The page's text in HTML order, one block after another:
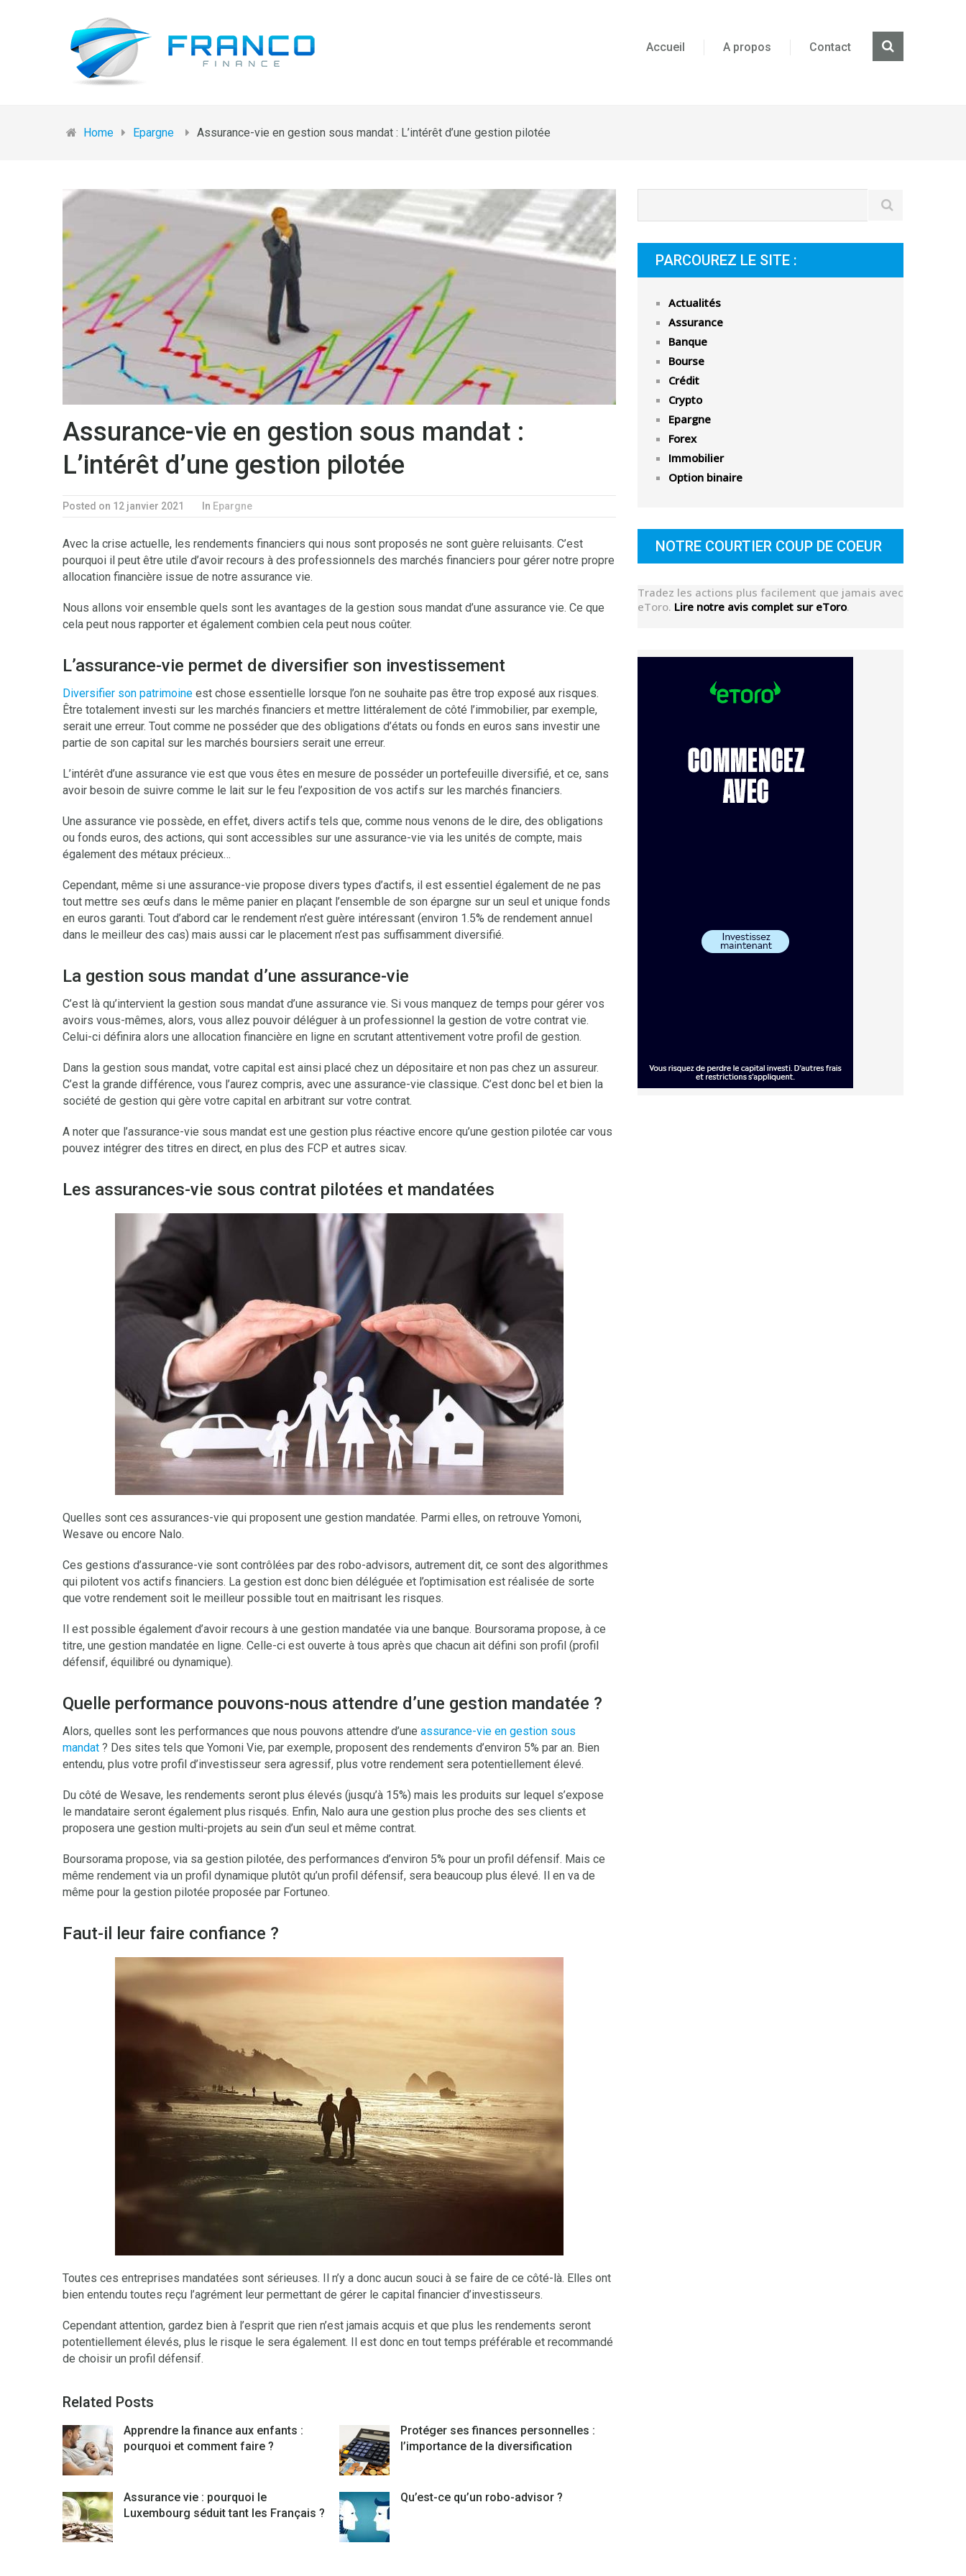
Accueil A propos Contact
Home Epargne Assurance-vie en gestion sous mandat : L’intérêt d’une gestion pilotée
Assurance-vie en gestion sous mandat :
L’intérêt d’une gestion pilotée
Posted on 12 janvier 2021 In Epargne
Avec la crise actuelle, les rendements financiers qui nous sont proposés ne sont guère reluisants. C’est
pourquoi il peut être utile d’avoir recours à des professionnels des marchés financiers pour gérer notre propre
allocation financière issue de notre assurance vie.
Nous allons voir ensemble quels sont les avantages de la gestion sous mandat d’une assurance vie. Ce que
cela peut nous rapporter et également combien cela peut nous coûter.
L’assurance-vie permet de diversifier son investissement
Diversifier son patrimoine est chose essentielle lorsque l’on ne souhaite pas être trop exposé aux risques.
Être totalement investi sur les marchés financiers et mettre littéralement de côté l’immobilier, par exemple,
serait une erreur. Tout comme ne posséder que des obligations d’états ou fonds en euros sans investir une
partie de son capital sur les marchés boursiers serait une erreur.
L’intérêt d’une assurance vie est que vous êtes en mesure de posséder un portefeuille diversifié, et ce, sans
avoir besoin de suivre comme le lait sur le feu l’exposition de vos actifs sur les marchés financiers.
Une assurance vie possède, en effet, divers actifs tels que, comme nous venons de le dire, des obligations
ou fonds euros, des actions, qui sont accessibles sur une assurance-vie via les unités de compte, mais
également des métaux précieux…
Cependant, même si une assurance-vie propose divers types d’actifs, il est essentiel également de ne pas
tout mettre ses œufs dans le même panier en plaçant l’ensemble de son épargne sur un seul et unique fonds
en euros garanti. Tout d’abord car le rendement n’est guère intéressant (environ 1.5% de rendement annuel
dans le meilleur des cas) mais aussi car le placement n’est pas suffisamment diversifié.
La gestion sous mandat d’une assurance-vie
C’est là qu’intervient la gestion sous mandat d’une assurance vie. Si vous manquez de temps pour gérer vos
avoirs vous-mêmes, alors, vous allez pouvoir déléguer à un professionnel la gestion de votre contrat vie.
Celui-ci définira alors une allocation financière en ligne en scrutant attentivement votre profil de gestion.
Dans la gestion sous mandat, votre capital est ainsi placé chez un dépositaire et non pas chez un assureur.
C’est la grande différence, vous l’aurez compris, avec une assurance-vie classique. C’est donc bel et bien la
société de gestion qui gère votre capital en arbitrant sur votre contrat.
A noter que l’assurance-vie sous mandat est une gestion plus réactive encore qu’une gestion pilotée car vous
pouvez intégrer des titres en direct, en plus des FCP et autres sicav.
Les assurances-vie sous contrat pilotées et mandatées
Quelles sont ces assurances-vie qui proposent une gestion mandatée. Parmi elles, on retrouve Yomoni,
Wesave ou encore Nalo.
Ces gestions d’assurance-vie sont contrôlées par des robo-advisors, autrement dit, ce sont des algorithmes
qui pilotent vos actifs financiers. La gestion est donc bien déléguée et l’optimisation est réalisée de sorte
que votre rendement soit le meilleur possible tout en maitrisant les risques.
Il est possible également d’avoir recours à une gestion mandatée via une banque. Boursorama propose, à ce
titre, une gestion mandatée en ligne. Celle-ci est ouverte à tous après que chacun ait défini son profil (profil
défensif, équilibré ou dynamique).
Quelle performance pouvons-nous attendre d’une gestion mandatée ?
Alors, quelles sont les performances que nous pouvons attendre d’une assurance-vie en gestion sous
mandat ? Des sites tels que Yomoni Vie, par exemple, proposent des rendements d’environ 5% par an. Bien
entendu, plus votre profil d’investisseur sera agressif, plus votre rendement sera potentiellement élevé.
Du côté de Wesave, les rendements seront plus élevés (jusqu’à 15%) mais les produits sur lequel s’expose
le mandataire seront également plus risqués. Enfin, Nalo aura une gestion plus proche des ses clients et
proposera une gestion multi-projets au sein d’un seul et même contrat.
Boursorama propose, via sa gestion pilotée, des performances d’environ 5% pour un profil défensif. Mais ce
même rendement via un profil dynamique plutôt qu’un profil défensif, sera beaucoup plus élevé. Il en va de
même pour la gestion pilotée proposée par Fortuneo.
Faut-il leur faire confiance ?
Toutes ces entreprises mandatées sont sérieuses. Il n’y a donc aucun souci à se faire de ce côté-là. Elles ont
bien entendu toutes reçu l’agrément leur permettant de gérer le capital financier d’investisseurs.
Cependant attention, gardez bien à l’esprit que rien n’est jamais acquis et que plus les rendements seront
potentiellement élevés, plus le risque le sera également. Il est donc en tout temps préférable et recommandé
de choisir un profil défensif.
Related Posts
Apprendre la finance aux enfants :
pourquoi et comment faire ?
Protéger ses finances personnelles :
l’importance de la diversification
Assurance vie : pourquoi le
Luxembourg séduit tant les Français ?
Qu’est-ce qu’un robo-advisor ?
PARCOUREZ LE SITE :
Actualités
Assurance
Banque
Bourse
Crédit
Crypto
Epargne
Forex
Immobilier
Option binaire
NOTRE COURTIER COUP DE COEUR
Tradez les actions plus facilement que jamais avec
eToro. Lire notre avis complet sur eToro.